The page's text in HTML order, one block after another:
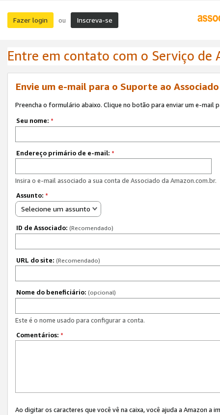
Fazer login ou Inscreva-se
Entre em contato com o Serviço de
Envie um e-mail para o Suporte ao
Preencha o formulário abaixo. Clique no botão para enviar um e-mail
Seu nome: *
Endereço primário de e-mail: *
Insira o e-mail associado a sua conta de Associado da Amazon.com.br.
Assunto: *
Selecione um assunto
ID de Associado: (Recomendado)
URL do site: (Recomendado)
Nome do beneficiário: (opcional)
Este é o nome usado para configurar a conta.
Comentários: *
Ao digitar os caracteres que você vê na caixa, você ajuda a Amazon